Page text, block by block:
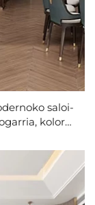
saloi-
kolore